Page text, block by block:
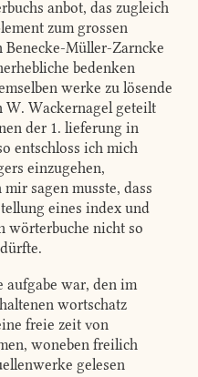
anbot, das zugleich
zum grossen
Müller-Zarncke
bedenken
werke zu lösende
W. Wackernagel geteilt
der 1. lieferung in
entschloss ich mich
einzugehen,
sagen musste, dass
eines index und
wörterbuche nicht so
aufgabe war, den im
wortschatz
freie zeit von
woneben freilich
gelesen